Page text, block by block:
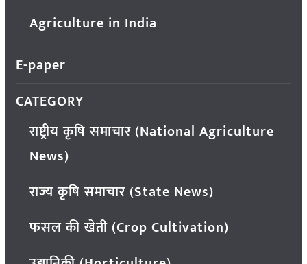
Agriculture in India
E-paper
CATEGORY
राष्ट्रीय कृषि समाचार (National Agriculture
News)
राज्य कृषि समाचार (State News)
फसल की खेती (Crop Cultivation)